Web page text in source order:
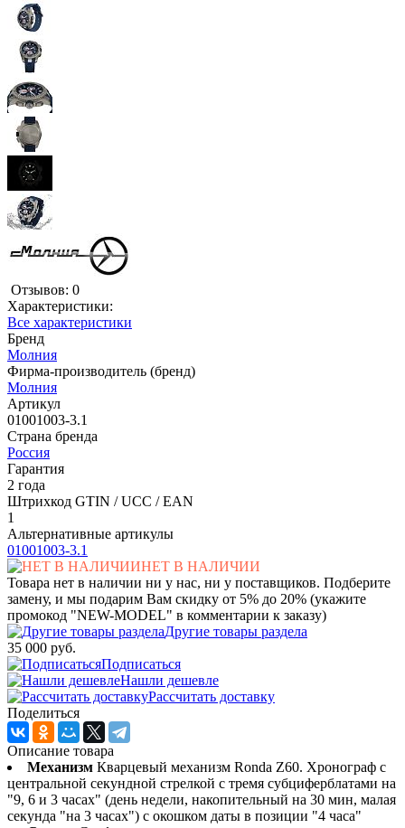
Отзывов: 0
Характеристики:
Все характеристики
Бренд
Молния
Фирма-производитель (бренд)
Молния
Артикул
01001003-3.1
Страна бренда
Россия
Гарантия
2 года
Штрихкод GTIN / UCC / EAN
1
Альтернативные артикулы
01001003-3.1
НЕТ В НАЛИЧИИ
Товара нет в наличии ни у нас, ни у поставщиков. Подберите
замену, и мы подарим Вам скидку от 5% до 20% (укажите
промокод "NEW-MODEL" в комментарии к заказу)
Другие товары раздела
35 000 руб.
Подписаться
Нашли дешевле
Рассчитать доставку
Поделиться
Описание товара
Механизм Кварцевый механизм Ronda Z60. Хронограф с
центральной секундной стрелкой с тремя субциферблатами на
"9, 6 и 3 часах" (день недели, накопительный на 30 мин, малая
секунда "на 3 часах") с окошком даты в позиции "4 часа"